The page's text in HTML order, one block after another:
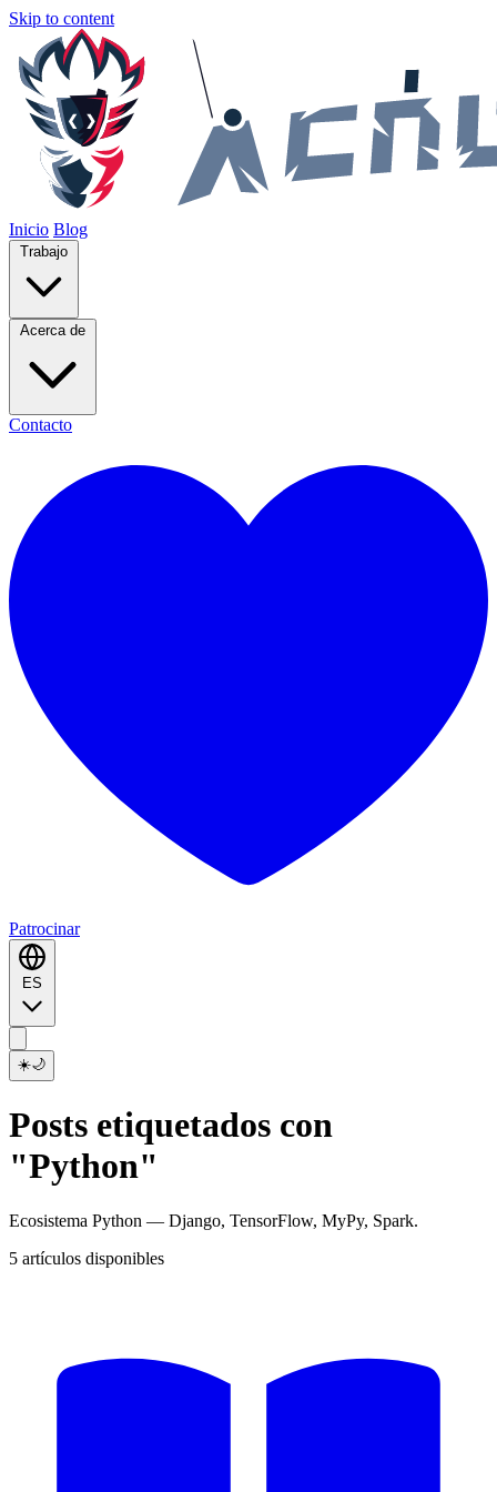
Skip to content
Inicio Blog
Contacto
Patrocinar
☀️🌙
Posts etiquetados con
"Python"
Ecosistema Python — Django, TensorFlow, MyPy, Spark.
5 artículos disponibles